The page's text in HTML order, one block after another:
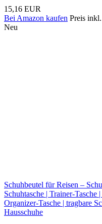
15,16 EUR
Bei Amazon kaufen Preis
Neu
Schuhbeutel für Reisen –
Schuhtasche | Trainer-Tasche
Organizer-Tasche | tragbare
Hausschuhe